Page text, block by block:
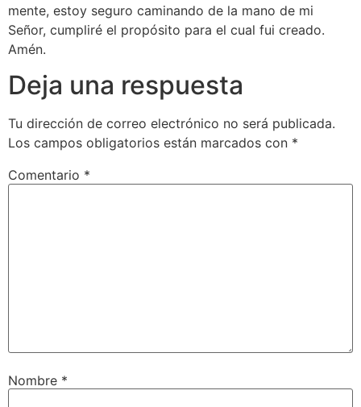
mente, estoy seguro caminando de la mano de mi
Señor, cumpliré el propósito para el cual fui creado.
Amén.
Deja una respuesta
Tu dirección de correo electrónico no será publicada.
Los campos obligatorios están marcados con *
Comentario *
Nombre *